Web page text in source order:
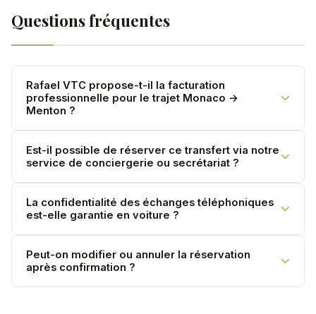
Questions fréquentes
Rafael VTC propose-t-il la facturation
professionnelle pour le trajet Monaco →
Menton ?
Oui. Toutes nos factures sont émises avec TVA à 10 %
déductible. Nous établissons un contrat de prestation
pour les comptes corporate.
Est-il possible de réserver ce transfert via notre
service de conciergerie ou secrétariat ?
Absolument. Nous coordonnons avec votre
assistant(e) ou conciergerie pour tous les détails. Une
confirmation par email est systématiquement
envoyée.
La confidentialité des échanges téléphoniques
est-elle garantie en voiture ?
Oui. Nos chauffeurs sont formés à la discrétion
absolue. Un accord de confidentialité (NDA) peut être
signé sur demande pour les clients corporate.
Peut-on modifier ou annuler la réservation
après confirmation ?